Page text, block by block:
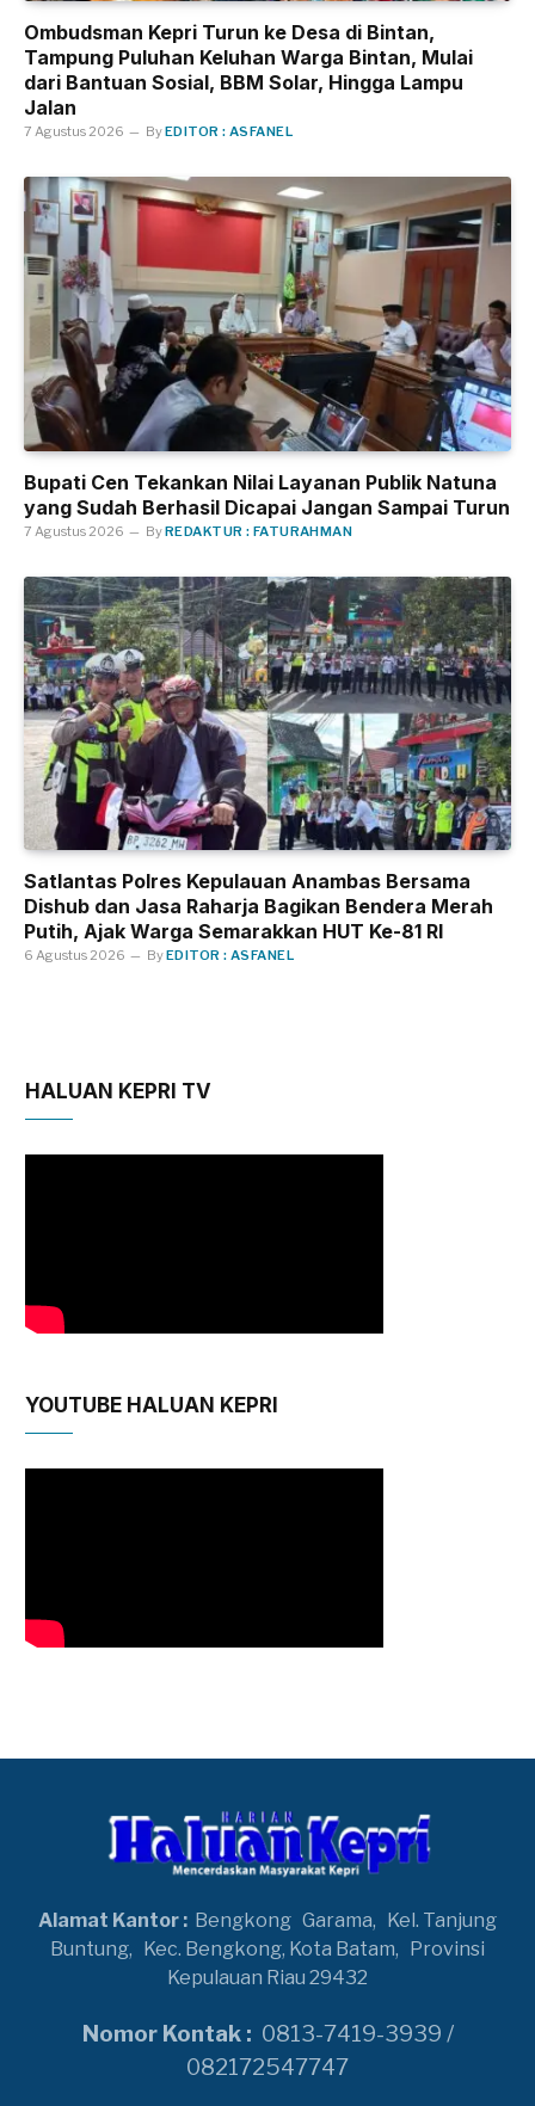
Ombudsman Kepri Turun ke Desa di Bintan,
Tampung Puluhan Keluhan Warga Bintan, Mulai
dari Bantuan Sosial, BBM Solar, Hingga Lampu
Jalan
7 Agustus 2026 ByEDITOR : ASFANEL
Bupati Cen Tekankan Nilai Layanan Publik Natuna
yang Sudah Berhasil Dicapai Jangan Sampai Turun
7 Agustus 2026 ByREDAKTUR : FATURAHMAN
Satlantas Polres Kepulauan Anambas Bersama
Dishub dan Jasa Raharja Bagikan Bendera Merah
Putih, Ajak Warga Semarakkan HUT Ke-81 RI
6 Agustus 2026 ByEDITOR : ASFANEL
HALUAN KEPRI TV
YOUTUBE HALUAN KEPRI
Alamat Kantor : Bengkong Garama, Kel. Tanjung
Buntung, Kec. Bengkong, Kota Batam, Provinsi
Kepulauan Riau 29432
Nomor Kontak : 0813-7419-3939 /
082172547747